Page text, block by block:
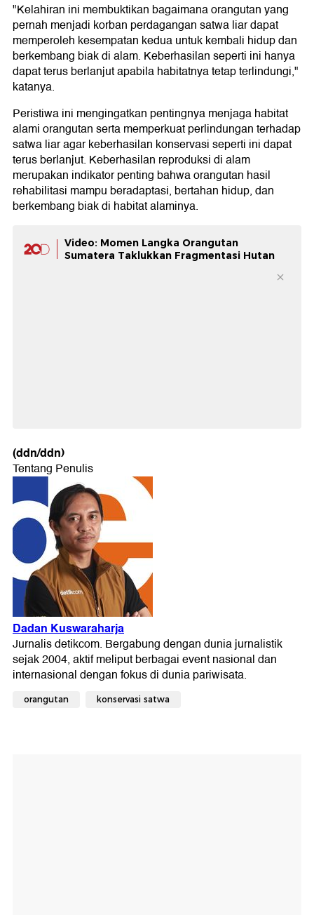
"Kelahiran ini membuktikan bagaimana orangutan yang
pernah menjadi korban perdagangan satwa liar dapat
memperoleh kesempatan kedua untuk kembali hidup dan
berkembang biak di alam. Keberhasilan seperti ini hanya
dapat terus berlanjut apabila habitatnya tetap terlindungi,"
katanya.
Peristiwa ini mengingatkan pentingnya menjaga habitat
alami orangutan serta memperkuat perlindungan terhadap
satwa liar agar keberhasilan konservasi seperti ini dapat
terus berlanjut. Keberhasilan reproduksi di alam
merupakan indikator penting bahwa orangutan hasil
rehabilitasi mampu beradaptasi, bertahan hidup, dan
berkembang biak di habitat alaminya.
Video: Momen Langka Orangutan
Sumatera Taklukkan Fragmentasi Hutan
(ddn/ddn)
orangutan konservasi satwa